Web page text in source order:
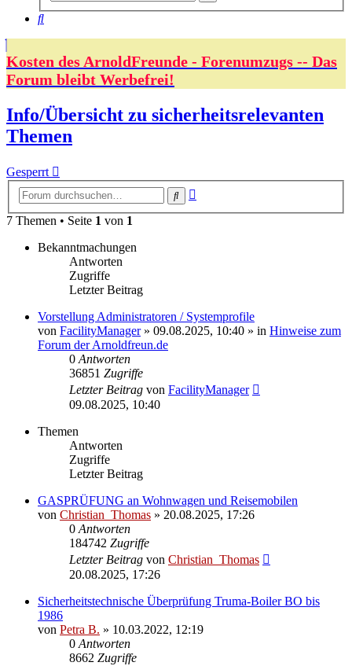
Suche
Kosten des ArnoldFreunde - Forenumzugs -- Das
Forum bleibt Werbefrei!
Info/Übersicht zu sicherheitsrelevanten
Themen
Gesperrt
Suche
7 Themen • Seite 1 von 1
Bekanntmachungen
Antworten
Zugriffe
Letzter Beitrag
Vorstellung Administratoren / Systemprofile
von FacilityManager» 09.08.2025, 10:40 » in Hinweise zum
Forum der Arnoldfreun.de
0Antworten
36851 Zugriffe
Letzter Beitrag von FacilityManager
09.08.2025, 10:40
Themen
Antworten
Zugriffe
Letzter Beitrag
GASPRÜFUNG an Wohnwagen und Reisemobilen
von Christian_Thomas » 20.08.2025, 17:26
0Antworten
184742 Zugriffe
Letzter Beitrag von Christian_Thomas
20.08.2025, 17:26
Sicherheitstechnische Überprüfung Truma-Boiler BO bis
1986
von Petra B. » 10.03.2022, 12:19
0Antworten
8662 Zugriffe